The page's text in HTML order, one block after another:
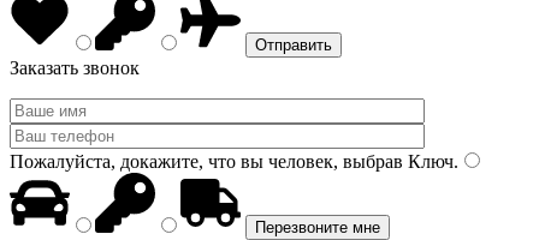
Заказать звонок
Пожалуйста, докажите, что вы человек, выбрав Ключ.